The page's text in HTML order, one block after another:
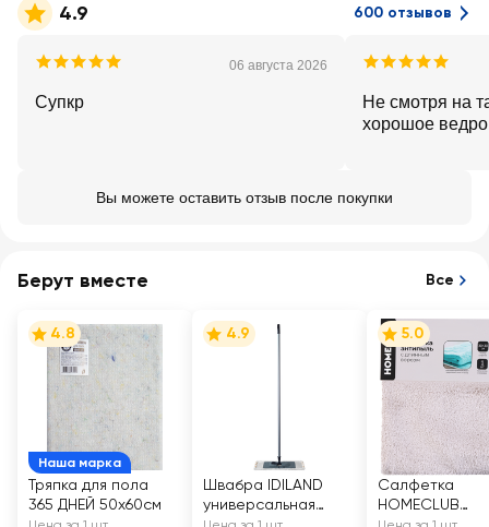
4.9 600 отзывов
06 августа 2026
Супкр
Не смотря на
хорошое ведро
Вы можете оставить отзыв после покупки
Берут вместе Все
Наша марка
4.8
Тряпка для пола
365 ДНЕЙ 50х60см
4.9
Швабра IDILAND
универсальная
5.0
Салфетка
HOMECLUB